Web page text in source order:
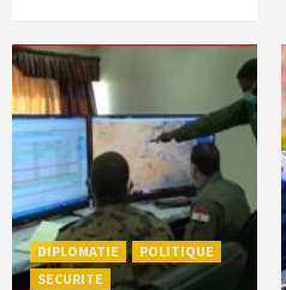
DIPLOMATIE
POLITIQUE
SECURITE